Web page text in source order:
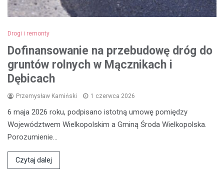
Drogi i remonty
Dofinansowanie na przebudowę dróg do
gruntów rolnych w Mącznikach i
Dębicach
Przemysław Kamiński 1 czerwca 2026
6 maja 2026 roku, podpisano istotną umowę pomiędzy
Województwem Wielkopolskim a Gminą Środa Wielkopolska.
Porozumienie…
Czytaj dalej